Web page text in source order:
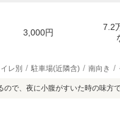
3,000円
7.2
レ別 駐車場(近隣含) 南向き
ので、夜に小腹がすいた時の味方